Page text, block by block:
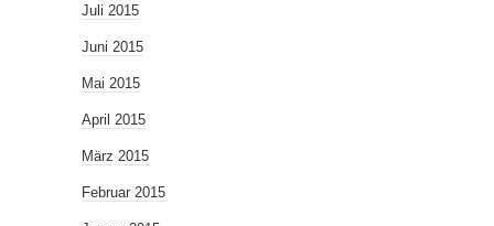
Juli 2015
Juni 2015
Mai 2015
April 2015
März 2015
Februar 2015